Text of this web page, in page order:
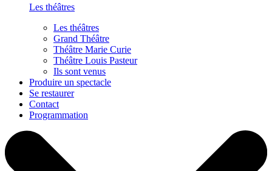
Les théâtres
Les théâtres
Grand Théâtre
Théâtre Marie Curie
Théâtre Louis Pasteur
Ils sont venus
Produire un spectacle
Se restaurer
Contact
Programmation